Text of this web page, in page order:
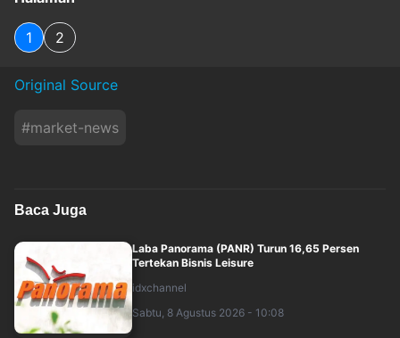
1 2
Original Source
#market-news
Baca Juga
Laba Panorama (PANR) Turun 16,65 Persen
Tertekan Bisnis Leisure
idxchannel
Sabtu, 8 Agustus 2026 - 10:08